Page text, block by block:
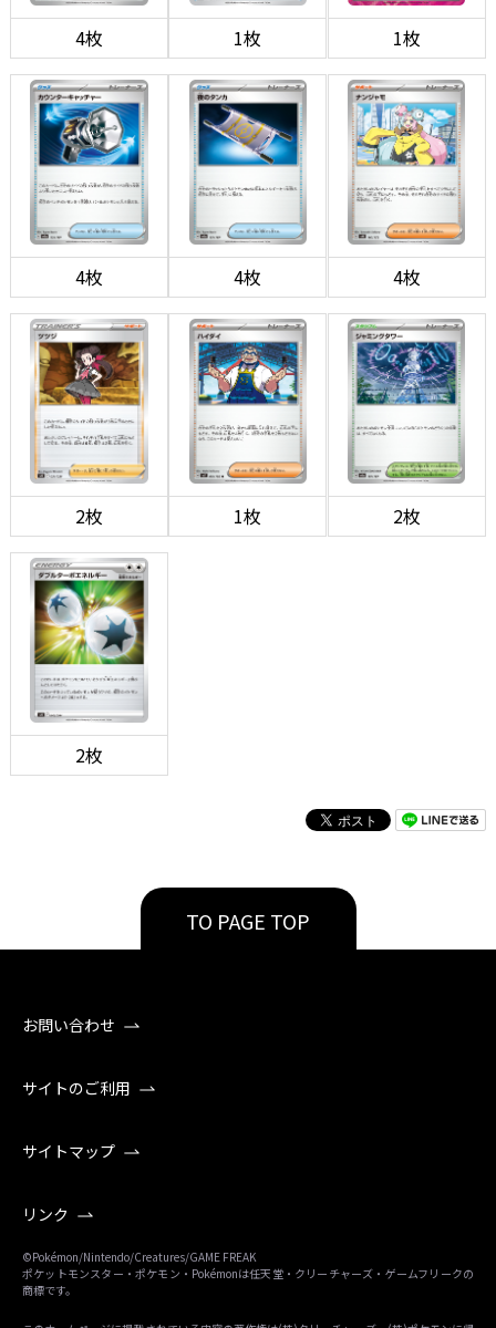
4枚 1枚 1枚
4枚 4枚 4枚
2枚 1枚 2枚
2枚
TO PAGE TOP
お問い合わせ
サイトのご利用
サイトマップ
リンク
©Pokémon/Nintendo/Creatures/GAME FREAK
ポケットモンスター・ポケモン・Pokémonは任天堂・クリーチャーズ・ゲームフリークの
商標です。